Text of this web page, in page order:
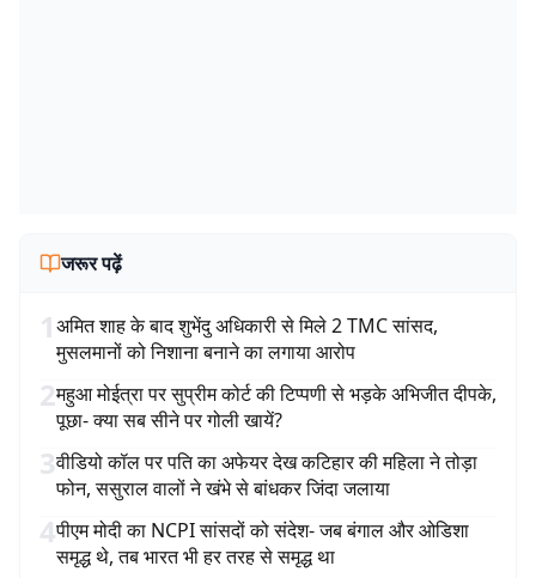
जरूर पढ़ें
1अमित शाह के बाद शुभेंदु अधिकारी से मिले 2 TMC सांसद,
मुसलमानों को निशाना बनाने का लगाया आरोप
2महुआ मोईत्रा पर सुप्रीम कोर्ट की टिप्पणी से भड़के अभिजीत दीपके,
पूछा- क्या सब सीने पर गोली खायें?
3वीडियो कॉल पर पति का अफेयर देख कटिहार की महिला ने तोड़ा
फोन, ससुराल वालों ने खंभे से बांधकर जिंदा जलाया
4पीएम मोदी का NCPI सांसदों को संदेश- जब बंगाल और ओडिशा
समृद्ध थे, तब भारत भी हर तरह से समृद्ध था